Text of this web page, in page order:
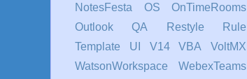
NotesFesta
OS
OnTimeRooms
Outlook
QA Restyle
Rule
Template
UI V14 VBA
VoltMX
WatsonWorkspace
WebexTeams